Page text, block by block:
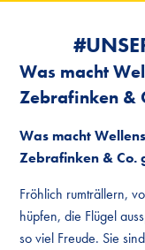
Was macht
Zebrafinken &
Was macht
Zebrafinken & Co.
Fröhlich rumträllern,
hüpfen, die Flügel
so viel Freude. Sie